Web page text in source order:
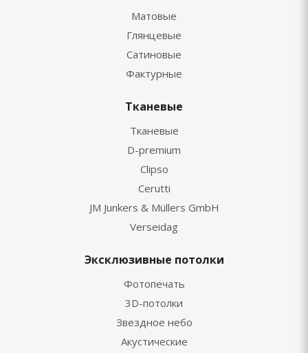
Матовые
Глянцевые
Сатиновые
Фактурные
Тканевые
Тканевые
D-premium
Clipso
Cerutti
JM Junkers & Müllers GmbH
Verseidag
Эксклюзивные потолки
Фотопечать
3D-потолки
Звездное небо
Акустические